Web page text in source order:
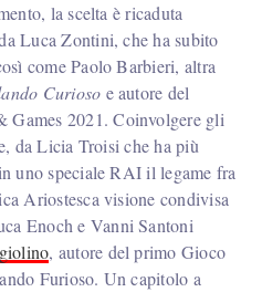
la scelta è ricaduta
Luca Zontini, che ha subito
come Paolo Barbieri, altra
Curioso e autore del
Games 2021. Coinvolgere gli
da Licia Troisi che ha più
uno speciale RAI il legame fra
Ariostesca visione condivisa
Enoch e Vanni Santoni
, autore del primo Gioco
Furioso. Un capitolo a